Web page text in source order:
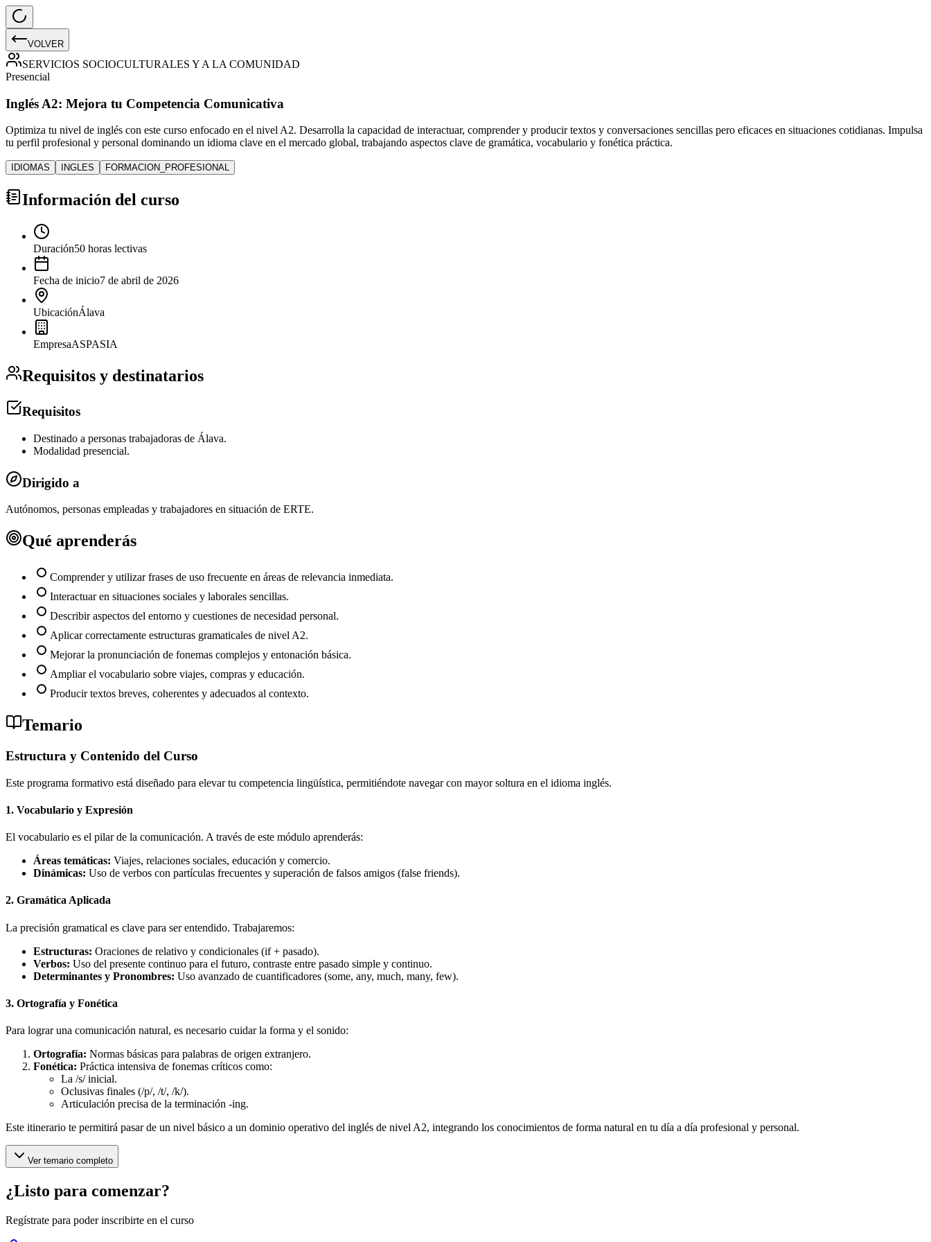
VOLVER
SERVICIOS SOCIOCULTURALES Y A LA COMUNIDAD
Presencial
Inglés A2: Mejora tu Competencia Comunicativa
Optimiza tu nivel de inglés con este curso enfocado en el nivel A2. Desarrolla la capacidad de interactuar, comprender y producir textos y conversaciones sencillas pero eficaces en situaciones cotidianas. Impulsa
tu perfil profesional y personal dominando un idioma clave en el mercado global, trabajando aspectos clave de gramática, vocabulario y fonética práctica.
IDIOMAS INGLES FORMACION_PROFESIONAL
Información del curso
Duración50 horas lectivas
Fecha de inicio7 de abril de 2026
UbicaciónÁlava
EmpresaASPASIA
Requisitos y destinatarios
Requisitos
Destinado a personas trabajadoras de Álava.
Modalidad presencial.
Dirigido a
Autónomos, personas empleadas y trabajadores en situación de ERTE.
Qué aprenderás
Comprender y utilizar frases de uso frecuente en áreas de relevancia inmediata.
Interactuar en situaciones sociales y laborales sencillas.
Describir aspectos del entorno y cuestiones de necesidad personal.
Aplicar correctamente estructuras gramaticales de nivel A2.
Mejorar la pronunciación de fonemas complejos y entonación básica.
Ampliar el vocabulario sobre viajes, compras y educación.
Producir textos breves, coherentes y adecuados al contexto.
Temario
Estructura y Contenido del Curso
Este programa formativo está diseñado para elevar tu competencia lingüística, permitiéndote navegar con mayor soltura en el idioma inglés.
1. Vocabulario y Expresión
El vocabulario es el pilar de la comunicación. A través de este módulo aprenderás:
Áreas temáticas: Viajes, relaciones sociales, educación y comercio.
Dinámicas: Uso de verbos con partículas frecuentes y superación de falsos amigos (false friends).
2. Gramática Aplicada
La precisión gramatical es clave para ser entendido. Trabajaremos:
Estructuras: Oraciones de relativo y condicionales (if + pasado).
Verbos: Uso del presente continuo para el futuro, contraste entre pasado simple y continuo.
Determinantes y Pronombres: Uso avanzado de cuantificadores (some, any, much, many, few).
3. Ortografía y Fonética
Para lograr una comunicación natural, es necesario cuidar la forma y el sonido:
Ortografía: Normas básicas para palabras de origen extranjero.
Fonética: Práctica intensiva de fonemas críticos como:
La /s/ inicial.
Oclusivas finales (/p/, /t/, /k/).
Articulación precisa de la terminación -ing.
Este itinerario te permitirá pasar de un nivel básico a un dominio operativo del inglés de nivel A2, integrando los conocimientos de forma natural en tu día a día profesional y personal.
Ver temario completo
¿Listo para comenzar?
Regístrate para poder inscribirte en el curso